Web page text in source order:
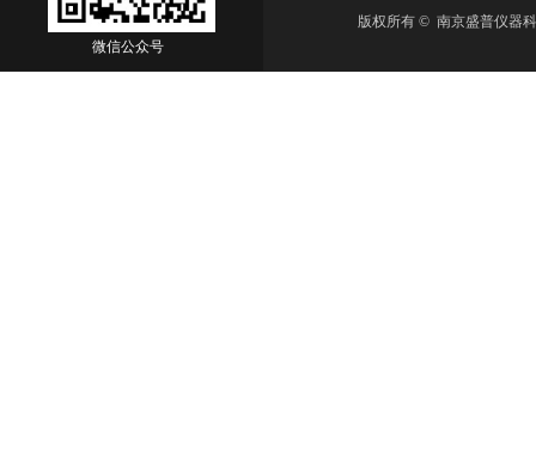
版权所有 © 南京盛普仪器
微信公众号